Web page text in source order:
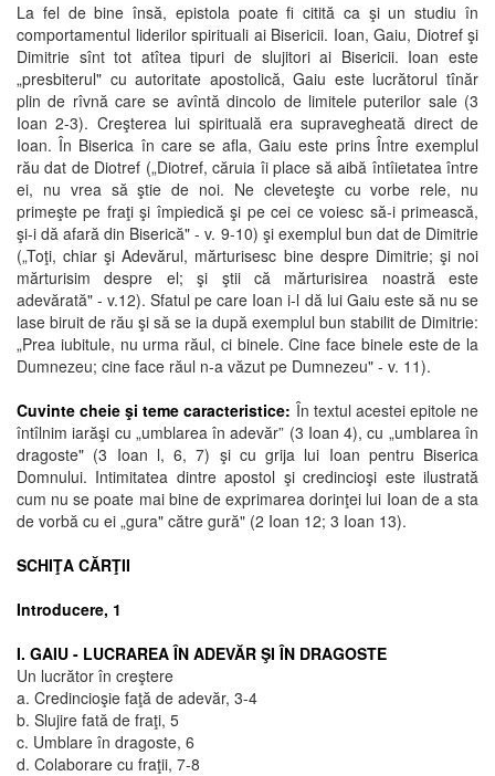
La fel de bine însă, epistola poate fi citită ca şi un studiu în
comportamentul liderilor spirituali ai Bisericii. Ioan, Gaiu, Diotref şi
Dimitrie sînt tot atîtea tipuri de slujitori ai Bisericii. Ioan este
„presbiterul" cu autoritate apostolică, Gaiu este lucrătorul tînăr
plin de rîvnă care se avîntă dincolo de limitele puterilor sale (3
Ioan 2-3). Creşterea lui spirituală era supravegheată direct de
Ioan. În Biserica în care se afla, Gaiu este prins Între exemplul
rău dat de Diotref („Diotref, căruia îi place să aibă întîietatea între
ei, nu vrea să ştie de noi. Ne cleveteşte cu vorbe rele, nu
primeşte pe fraţi şi împiedică şi pe cei ce voiesc să-i primească,
şi-i dă afară din Biserică" - v. 9-10) şi exemplul bun dat de Dimitrie
(„Toţi, chiar şi Adevărul, mărturisesc bine despre Dimitrie; şi noi
mărturisim despre el; şi ştii că mărturisirea noastră este
adevărată" - v.12). Sfatul pe care Ioan i-l dă lui Gaiu este să nu se
lase biruit de rău şi să se ia după exemplul bun stabilit de Dimitrie:
„Prea iubitule, nu urma răul, ci binele. Cine face binele este de la
Dumnezeu; cine face răul n-a văzut pe Dumnezeu" - v. 11).
Cuvinte cheie şi teme caracteristice: În textul acestei epitole ne
întîlnim iarăşi cu „umblarea în adevăr” (3 Ioan 4), cu „umblarea în
dragoste" (3 Ioan l, 6, 7) şi cu grija lui Ioan pentru Biserica
Domnului. Intimitatea dintre apostol şi credincioşi este ilustrată
cum nu se poate mai bine de exprimarea dorinţei lui Ioan de a sta
de vorbă cu ei „gura" către gură" (2 Ioan 12; 3 Ioan 13).
SCHIŢA CĂRŢII
Introducere, 1
I. GAIU - LUCRAREA ÎN ADEVĂR ŞI ÎN DRAGOSTE
Un lucrător în creştere
a. Credincioşie faţă de adevăr, 3-4
b. Slujire fată de fraţi, 5
c. Umblare în dragoste, 6
d. Colaborare cu fraţii, 7-8